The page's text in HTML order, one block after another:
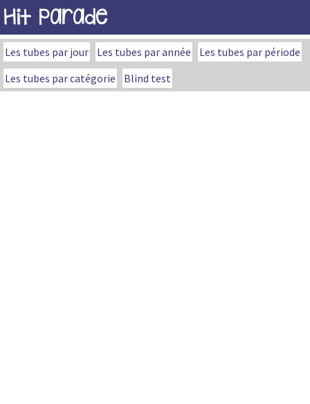
Hit Parade
Les tubes par jour Les tubes par année
Les tubes par période
Les tubes par catégorie
Blind test